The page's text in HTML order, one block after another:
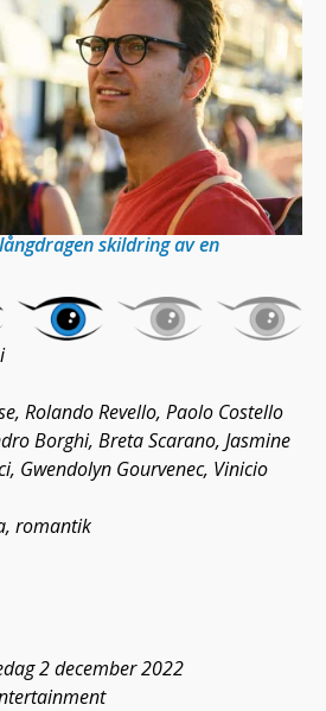
skildring av en
Rolando Revello, Paolo Costello
Borghi, Breta Scarano, Jasmine
Gwendolyn Gourvenec, Vinicio
romantik
2 december 2022